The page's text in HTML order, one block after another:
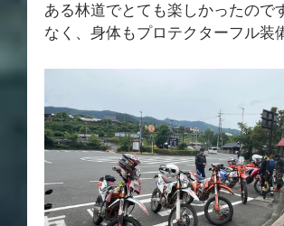
ある林道でとても楽しかったので
なく、身体もプロテクターフル装